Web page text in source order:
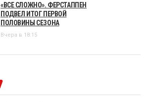
«ВСЕ СЛОЖНО». ФЕРСТАППЕН
ПОДВЕЛ ИТОГ ПЕРВОЙ
ПОЛОВИНЫ СЕЗОНА
Вчера в 18:15